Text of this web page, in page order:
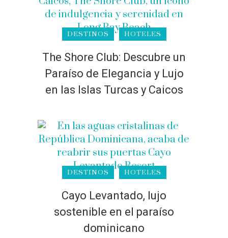
DESTINOS HOTELES
The Shore Club: Descubre un
Paraíso de Elegancia y Lujo
en las Islas Turcas y Caicos
DESTINOS HOTELES
Cayo Levantado, lujo
sostenible en el paraíso
dominicano